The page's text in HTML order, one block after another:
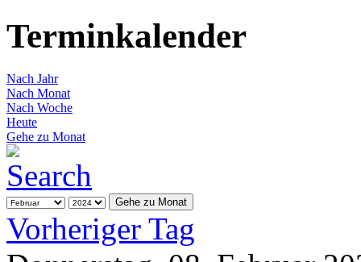
Terminkalender
Nach Jahr
Nach Monat
Nach Woche
Heute
Gehe zu Monat
Gehe zu Monat
Vorheriger Tag